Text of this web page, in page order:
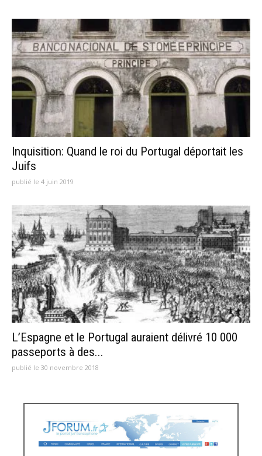
Inquisition: Quand le roi du Portugal déportait les
Juifs
publié le 4 juin 2019
L’Espagne et le Portugal auraient délivré 10 000
passeports à des...
publié le 30 novembre 2018